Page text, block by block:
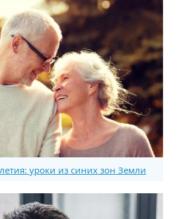
уроки из синих зон Земли